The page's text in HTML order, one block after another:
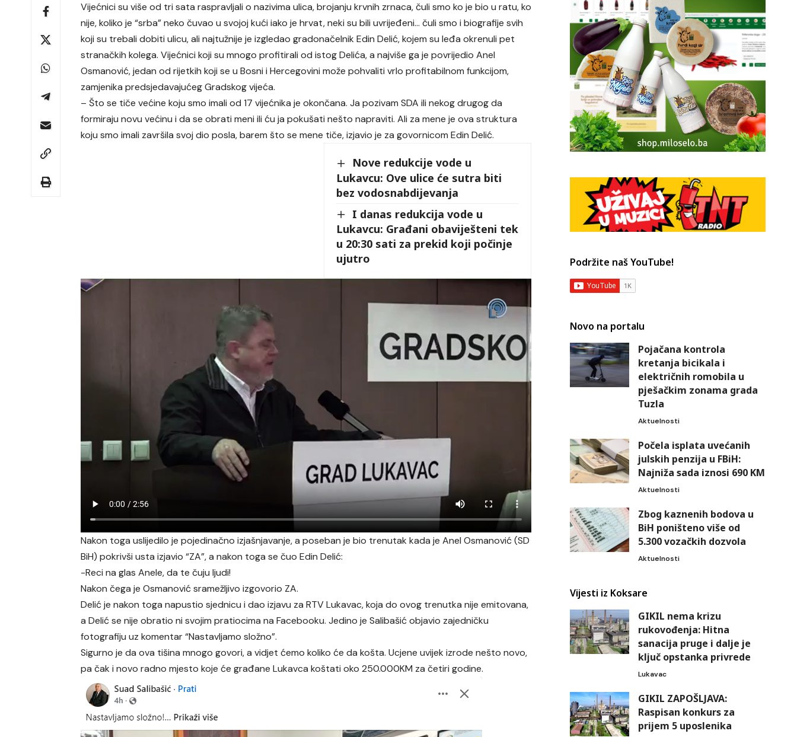
Vijećnici su više od tri sata raspravljali o nazivima ulica, brojanju krvnih zrnaca, čuli smo ko je bio u ratu, ko
nije, koliko je “srba” neko čuvao u svojoj kući iako je hrvat, neki su bili uvrijeđeni… čuli smo i biografije svih
koji su trebali dobiti ulicu, ali najtužnije je izgledao gradonačelnik Edin Delić, kojem su leđa okrenuli pet
stranačkih kolega. Vijećnici koji su mnogo profitirali od istog Delića, a najviše ga je povrijedio Anel
Osmanović, jedan od rijetkih koji se u Bosni i Hercegovini može pohvaliti vrlo profitabilnom funkcijom,
zamjenika predsjedavajućeg Gradskog vijeća.
– Što se tiče većine koju smo imali od 17 vijećnika je okončana. Ja pozivam SDA ili nekog drugog da
formiraju novu većinu i da se obrati meni ili ću ja pokušati nešto napraviti. Ali za mene je ova struktura
koju smo imali završila svoj dio posla, barem što se mene tiče, izjavio je za govornicom Edin Delić.
Nove redukcije vode u
Lukavcu: Ove ulice će sutra biti
bez vodosnabdijevanja
I danas redukcija vode u
Lukavcu: Građani obaviješteni tek
u 20:30 sati za prekid koji počinje
ujutro
Nakon toga uslijedilo je pojedinačno izjašnjavanje, a poseban je bio trenutak kada je Anel Osmanović (SD
BiH) pokrivši usta izjavio “ZA”, a nakon toga se čuo Edin Delić:
-Reci na glas Anele, da te čuju ljudi!
Nakon čega je Osmanović sramežljivo izgovorio ZA.
Delić je nakon toga napustio sjednicu i dao izjavu za RTV Lukavac, koja do ovog trenutka nije emitovana,
a Delić se nije obratio ni svojim pratiocima na Facebooku. Jedino je Salibašić objavio zajedničku
fotografiju uz komentar “Nastavljamo složno”.
Sigurno je da ova tišina mnogo govori, a vidjet ćemo koliko će da košta. Ucjene uvijek izrode nešto novo,
pa čak i novo radno mjesto koje će građane Lukavca koštati oko 250.000KM za četiri godine.
Podržite naš YouTube!
Novo na portalu
Pojačana kontrola
kretanja bicikala i
električnih romobila u
pješačkim zonama grada
Tuzla
Aktuelnosti
Počela isplata uvećanih
julskih penzija u FBiH:
Najniža sada iznosi 690 KM
Aktuelnosti
Zbog kaznenih bodova u
BiH poništeno više od
5.300 vozačkih dozvola
Aktuelnosti
Vijesti iz Koksare
GIKIL nema krizu
rukovođenja: Hitna
sanacija pruge i dalje je
ključ opstanka privrede
Lukavac
GIKIL ZAPOŠLJAVA:
Raspisan konkurs za
prijem 5 uposlenika